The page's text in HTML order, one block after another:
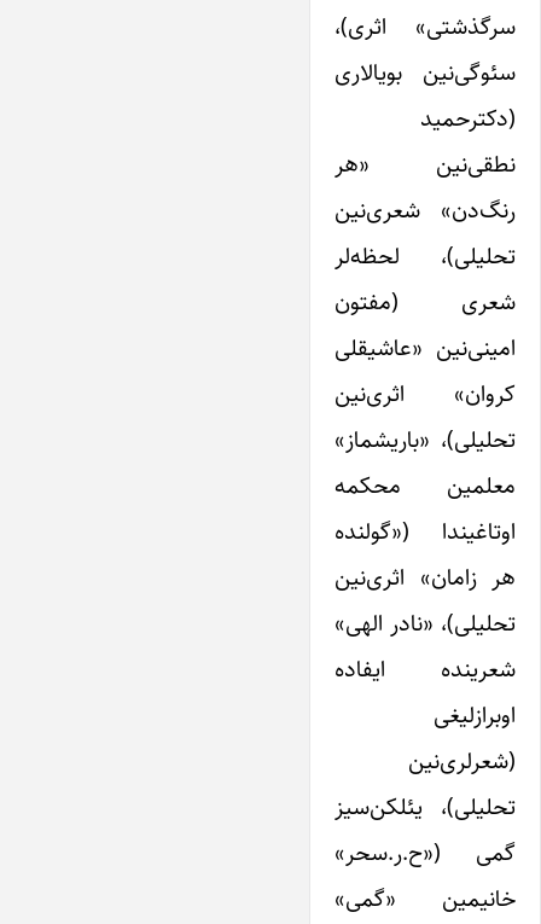
سرگذشتی» اثری‌)،
سئوگی‌نین بویالاری
(دکترحمید
نطقی‌نین «هر
رنگ‌دن» شعری‌نین
تحلیلی)، لحظه‌لر
شعری (مفتون
امینی‌نین «عاشیقلی
کروان» اثری‌نین
تحلیلی)، «باریشماز»
معلمین محکمه
اوتاغیندا («گولنده
هر زامان» اثری‌نین‌
تحلیلی)، «نادر الهی»
شعرینده ایفاده
اوبرازلیغی
(شعرلری‌نین
تحلیلی)، یئلکن‌سیز
گمی («ح.ر.سحر»
خانیمین «گمی»